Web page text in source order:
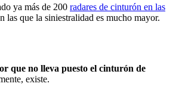
ya más de 200 radares de cinturón en las
las que la siniestralidad es mucho mayor.
que no lleva puesto el cinturón de
existe.